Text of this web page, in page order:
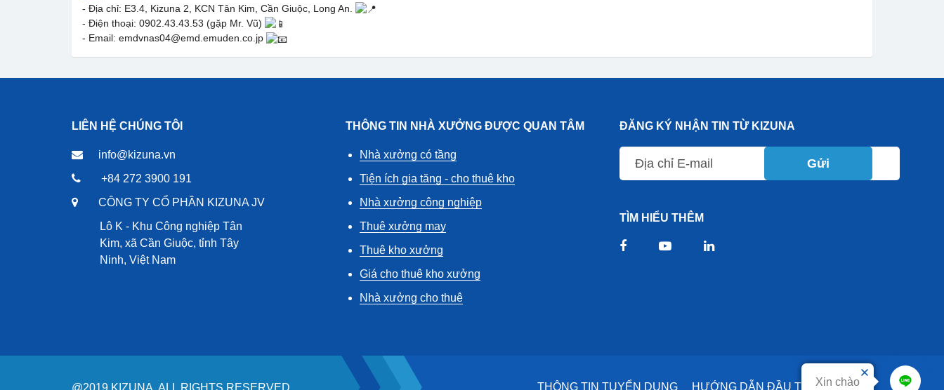
Xin chào
- Địa chỉ: E3.4, Kizuna 2, KCN Tân Kim, Cần Giuộc, Long An.
- Điện thoại: 0902.43.43.53 (gặp Mr. Vũ)
- Email: emdvnas04@emd.emuden.co.jp
LIÊN HỆ CHÚNG TÔI
info@kizuna.vn
+84 272 3900 191
CÔNG TY CỔ PHẦN KIZUNA JV
Lô K - Khu Công nghiệp Tân
Kim, xã Cần Giuộc, tỉnh Tây
Ninh, Việt Nam
THÔNG TIN NHÀ XƯỞNG ĐƯỢC QUAN TÂM
Nhà xưởng có tầng
Tiện ích gia tăng - cho thuê kho
Nhà xưởng công nghiệp
Thuê xưởng may
Thuê kho xưởng
Giá cho thuê kho xưởng
Nhà xưởng cho thuê
ĐĂNG KÝ NHẬN TIN TỪ KIZUNA
Gửi
TÌM HIỂU THÊM
DỊCH VỤ
HƯỚNG DẪN ĐẦU TƯ
THÔNG TIN TUYỂN DỤNG
@2019 KIZUNA. ALL RIGHTS RESERVED